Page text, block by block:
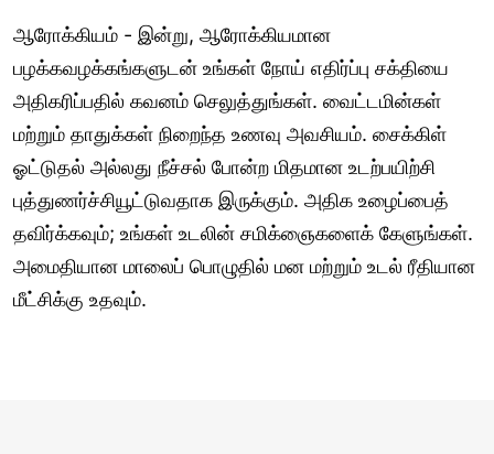
ஆரோக்கியம் - இன்று, ஆரோக்கியமான
பழக்கவழக்கங்களுடன் உங்கள் நோய் எதிர்ப்பு சக்தியை
அதிகரிப்பதில் கவனம் செலுத்துங்கள். வைட்டமின்கள்
மற்றும் தாதுக்கள் நிறைந்த உணவு அவசியம். சைக்கிள்
ஓட்டுதல் அல்லது நீச்சல் போன்ற மிதமான உடற்பயிற்சி
புத்துணர்ச்சியூட்டுவதாக இருக்கும். அதிக உழைப்பைத்
தவிர்க்கவும்; உங்கள் உடலின் சமிக்ஞைகளைக் கேளுங்கள்.
அமைதியான மாலைப் பொழுதில் மன மற்றும் உடல் ரீதியான
மீட்சிக்கு உதவும்.